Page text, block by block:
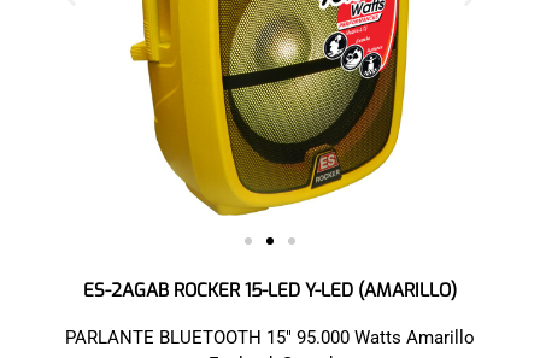
ES-2AGAB ROCKER 15-LED Y-LED (AMARILLO)
PARLANTE BLUETOOTH 15″ 95.000 Watts Amarillo